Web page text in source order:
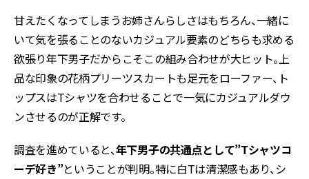
甘えたくなってしまうお姉さんらしさはもちろん、一緒に
いて気を張ることのないカジュアル要素のどちらも求める
欲張り年下男子だからこそこの組み合わせが大ヒット。上
品な印象の花柄プリーツスカートも足元をローファー、ト
ップスはTシャツを合わせることで一気にカジュアルダウ
ンさせるのが正解です。
調査を進めていると、年下男子の共通点として”Tシャツコ
ーデ好き”ということが判明。特に白Tは清潔感もあり、シ